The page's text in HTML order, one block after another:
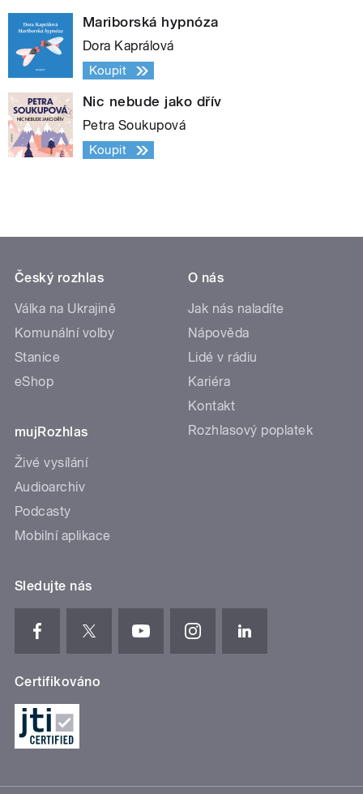
Mariborská hypnóza
Dora Kaprálová
Koupit
Nic nebude jako dřív
Petra Soukupová
Koupit
Český rozhlas
Válka na Ukrajině
Komunální volby
Stanice
eShop
mujRozhlas
Živé vysílání
Audioarchiv
Podcasty
Mobilní aplikace
O nás
Jak nás naladíte
Nápověda
Lidé v rádiu
Kariéra
Kontakt
Rozhlasový poplatek
Sledujte nás
Certifikováno